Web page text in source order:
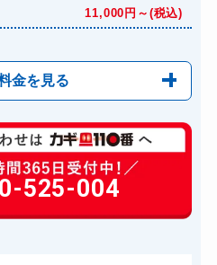
11,000円～(税込)
金を見る
6,600円～(税込)
14,300円～(税込)
13,200円～(税込)
525-004